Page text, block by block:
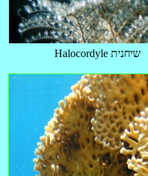
Halocordyle שיחנית